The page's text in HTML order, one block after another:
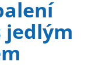
jedlým